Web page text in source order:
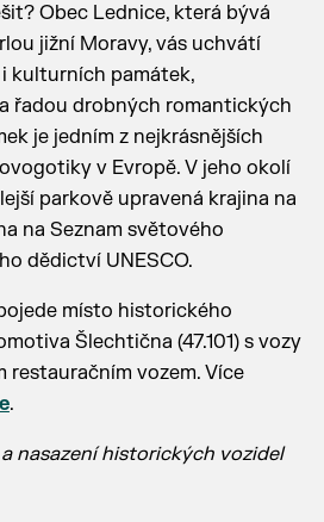
Obec Lednice, která bývá
jižní Moravy, vás uchvátí
kulturních památek,
řadou drobných romantických
je jedním z nejkrásnějších
v Evropě. V jeho okolí
parkově upravená krajina na
na Seznam světového
dědictví UNESCO.
místo historického
Šlechtična (47.101) s vozy
restauračním vozem. Více
.
nasazení historických vozidel